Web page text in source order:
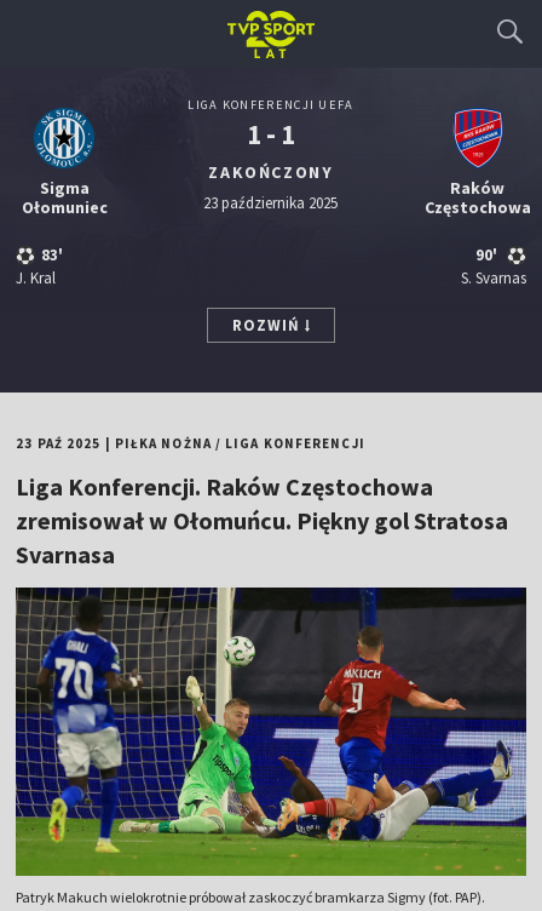
Sigma
Ołomuniec
83'
J. Kral
LIGA KONFERENCJI UEFA
1 - 1
ZAKOŃCZONY
23 października 2025
Raków
Częstochowa
90'
S. Svarnas
ROZWIŃ
23 PAŹ 2025 PIŁKA NOŻNA/ LIGA KONFERENCJI
Liga Konferencji. Raków Częstochowa
zremisował w Ołomuńcu. Piękny gol Stratosa
Svarnasa
Patryk Makuch wielokrotnie próbował zaskoczyć bramkarza Sigmy (fot. PAP).